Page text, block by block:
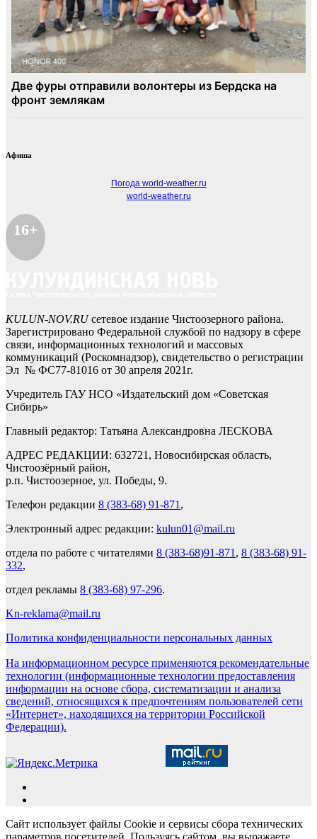
Афиша
Погода world-weather.ru
world-weather.ru
16+
KULUN-NOV.RUсетевое издание Чистоозерного района.
Зарегистрировано Федеральной службой по надзору в сфере
связи, информационных технологий и массовых
коммуникаций (Роскомнадзор), свидетельство о регистрации
Эл № ФС77-81016 от 30 апреля 2021г.
Учредитель ГАУ НСО «Издательский дом «Советская
Сибирь»
Главный редактор: Татьяна Александровна ЛЕСКОВА
АДРЕС РЕДАКЦИИ: 632721, Новосибирская область,
Чистоозёрный район,
р.п. Чистоозерное, ул. Победы, 9.
Телефон редакции 8 (383-68) 91-871 ,
Электронный адрес редакции: kulun01@mail.ru
отдела по работе с читателями 8 (383-68)91-871 , 8 (383-68) 91-
332,
отдел рекламы 8 (383-68) 97-296.
Kn-reklama@mail.ru
Политика конфиденциальности персональных данных
На информационном ресурсе применяются рекомендательные
технологии (информационные технологии предоставления
информации на основе сбора, систематизации и анализа
сведений, относящихся к предпочтениям пользователей сети
«Интернет», находящихся на территории Российской
Федерации).
Сайт использует файлы Cookie и сервисы сбора технических